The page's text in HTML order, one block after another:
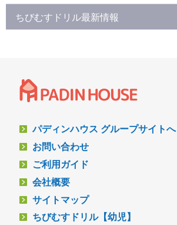
ちびむすドリル最新情報
パディンハウス グループサイトへ
お問い合わせ
ご利用ガイド
会社概要
サイトマップ
ちびむすドリル【幼児】